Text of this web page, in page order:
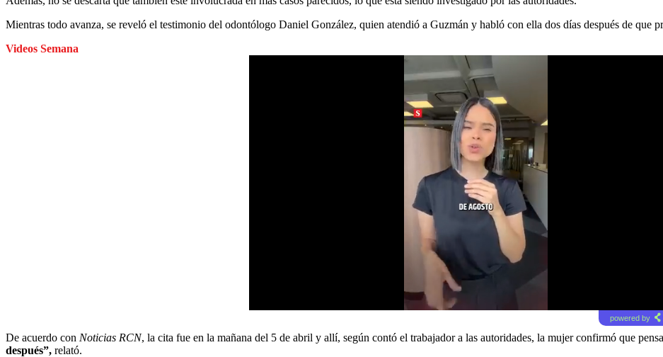
Mientras todo avanza, se reveló el testimonio del odontólogo Daniel González, quien atendió a Guzmán y habló con ella dos días después de que
Videos Semana
powered by
De acuerdo con Noticias RCN, la cita fue en la mañana del 5 de abril y allí, según contó el trabajador a las autoridades, la mujer confirmó que
después”, relató.